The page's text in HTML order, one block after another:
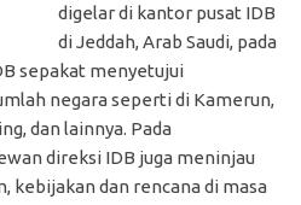
digelar di kantor pusat IDB
di Jeddah, Arab Saudi, pada
sepakat menyetujui
negara seperti di Kamerun,
dan lainnya. Pada
direksi IDB juga meninjau
kebijakan dan rencana di masa